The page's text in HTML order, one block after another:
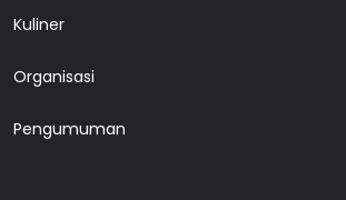
Kuliner
Organisasi
Pengumuman